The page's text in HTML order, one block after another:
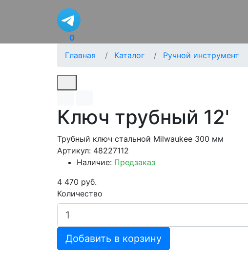
0
Главная
Каталог Ручной инструмент
Ключ трубный 12'
Трубный ключ стальной Milwaukee 300 мм
Артикул: 48227112
Наличие: Предзаказ
4 470 руб.
Количество
Добавить в корзину